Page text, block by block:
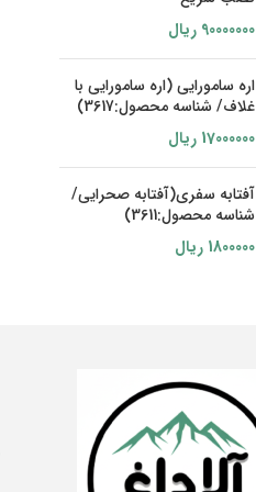
90000000 ریال
اره سامورایی (اره سامورایی با
غلاف/ شناسه محصول:3617)
17000000 ریال
آفتابه سفری(آفتابه صحرایی/
شناسه محصول:3611)
1800000 ریال